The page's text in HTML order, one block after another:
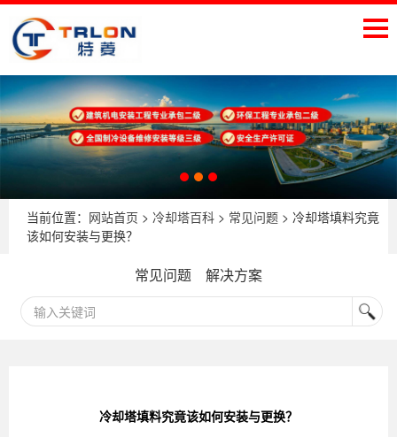
当前位置： 网站首页 > 冷却塔百科 > 常见问题 > 冷却塔填料究竟
该如何安装与更换？
常见问题 解决方案
冷却塔填料究竟该如何安装与更换？